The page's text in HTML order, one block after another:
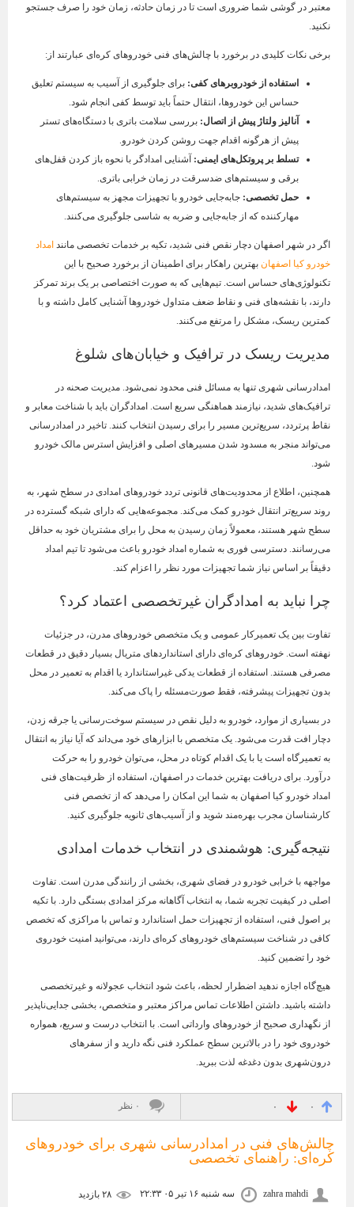
معتبر در گوشی شما ضروری است تا در زمان حادثه، زمان خود را صرف جستجو
نکنید.
برخی نکات کلیدی در برخورد با چالش‌های فنی خودروهای کره‌ای عبارتند از:
استفاده از خودروبرهای کفی: برای جلوگیری از آسیب به سیستم تعلیق
حساس این خودروها، انتقال حتماً باید توسط کفی انجام شود.
آنالیز ولتاژ پیش از اتصال: بررسی سلامت باتری با دستگاه‌های تستر
پیش از هرگونه اقدام جهت روشن کردن خودرو.
تسلط بر پروتکل‌های ایمنی: آشنایی امدادگر با نحوه باز کردن قفل‌های
برقی و سیستم‌های ضدسرقت در زمان خرابی باتری.
حمل تخصصی: جابه‌جایی خودرو با تجهیزات مجهز به سیستم‌های
مهارکننده که از جابه‌جایی و ضربه به شاسی جلوگیری می‌کنند.
اگر در شهر اصفهان دچار نقص فنی شدید، تکیه بر خدمات تخصصی مانند امداد
خودرو کیا اصفهان بهترین راهکار برای اطمینان از برخورد صحیح با این
تکنولوژی‌های حساس است. تیم‌هایی که به صورت اختصاصی بر یک برند تمرکز
دارند، با نقشه‌های فنی و نقاط ضعف متداول خودروها آشنایی کامل داشته و با
کمترین ریسک، مشکل را مرتفع می‌کنند.
مدیریت ریسک در ترافیک و خیابان‌های شلوغ
امدادرسانی شهری تنها به مسائل فنی محدود نمی‌شود. مدیریت صحنه در
ترافیک‌های شدید، نیازمند هماهنگی سریع است. امدادگران باید با شناخت معابر و
نقاط پرتردد، سریع‌ترین مسیر را برای رسیدن انتخاب کنند. تاخیر در امدادرسانی
می‌تواند منجر به مسدود شدن مسیرهای اصلی و افزایش استرس مالک خودرو
شود.
همچنین، اطلاع از محدودیت‌های قانونی تردد خودروهای امدادی در سطح شهر، به
روند سریع‌تر انتقال خودرو کمک می‌کند. مجموعه‌هایی که دارای شبکه گسترده در
سطح شهر هستند، معمولاً زمان رسیدن به محل را برای مشتریان خود به حداقل
می‌رسانند. دسترسی فوری به شماره امداد خودرو باعث می‌شود تا تیم امداد
دقیقاً بر اساس نیاز شما تجهیزات مورد نظر را اعزام کند.
چرا نباید به امدادگران غیرتخصصی اعتماد کرد؟
تفاوت بین یک تعمیرکار عمومی و یک متخصص خودروهای مدرن، در جزئیات
نهفته است. خودروهای کره‌ای دارای استانداردهای متریال بسیار دقیق در قطعات
مصرفی هستند. استفاده از قطعات یدکی غیراستاندارد یا اقدام به تعمیر در محل
بدون تجهیزات پیشرفته، فقط صورت‌مسئله را پاک می‌کند.
در بسیاری از موارد، خودرو به دلیل نقص در سیستم سوخت‌رسانی یا جرقه زدن،
دچار افت قدرت می‌شود. یک متخصص با ابزارهای خود می‌داند که آیا نیاز به انتقال
به تعمیرگاه است یا با یک اقدام کوتاه در محل، می‌توان خودرو را به حرکت
درآورد. برای دریافت بهترین خدمات در اصفهان، استفاده از ظرفیت‌های فنی
امداد خودرو کیا اصفهان به شما این امکان را می‌دهد که از تخصص فنی
کارشناسان مجرب بهره‌مند شوید و از آسیب‌های ثانویه جلوگیری کنید.
نتیجه‌گیری: هوشمندی در انتخاب خدمات امدادی
مواجهه با خرابی خودرو در فضای شهری، بخشی از رانندگی مدرن است. تفاوت
اصلی در کیفیت تجربه شما، به انتخاب آگاهانه مرکز امدادی بستگی دارد. با تکیه
بر اصول فنی، استفاده از تجهیزات حمل استاندارد و تماس با مراکزی که تخصص
کافی در شناخت سیستم‌های خودروهای کره‌ای دارند، می‌توانید امنیت خودروی
خود را تضمین کنید.
هیچ‌گاه اجازه ندهید اضطرار لحظه، باعث شود انتخاب عجولانه و غیرتخصصی
داشته باشید. داشتن اطلاعات تماس مراکز معتبر و متخصص، بخشی جدایی‌ناپذیر
از نگهداری صحیح از خودروهای وارداتی است. با انتخاب درست و سریع، همواره
خودروی خود را در بالاترین سطح عملکرد فنی نگه دارید و از سفرهای
درون‌شهری بدون دغدغه لذت ببرید.
۰ ۰ ۰ نظر
چالش‌های فنی در امدادرسانی شهری برای خودروهای
کره‌ای: راهنمای تخصصی
zahra mahdi سه شنبه ۱۶ تیر ۰۵ ۲۲:۳۳